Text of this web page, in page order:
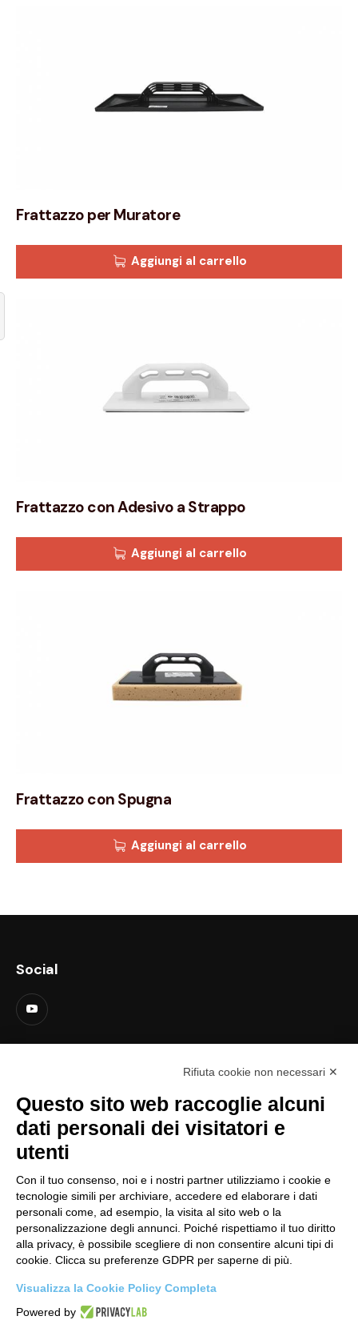
Frattazzo per Muratore
Aggiungi al carrello
Frattazzo con Adesivo a Strappo
Aggiungi al carrello
Frattazzo con Spugna
Aggiungi al carrello
Social
Menu
Home
Shop
Video
Contattaci
Rifiuta cookie non necessari ✕
Questo sito web raccoglie alcuni
dati personali dei visitatori e
utenti
Con il tuo consenso, noi e i nostri partner utilizziamo i cookie e
tecnologie simili per archiviare, accedere ed elaborare i dati
personali come, ad esempio, la visita al sito web o la
personalizzazione degli annunci. Poiché rispettiamo il tuo diritto
alla privacy, è possibile scegliere di non consentire alcuni tipi di
cookie. Clicca su preferenze GDPR per saperne di più.
Visualizza la Cookie Policy Completa
Powered by